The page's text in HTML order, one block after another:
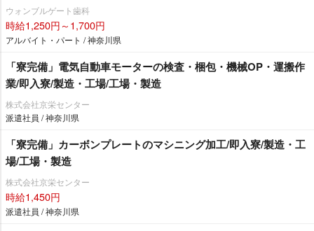
ウォンブルゲート歯科
時給1,250円～1,700円
アルバイト・パート / 神奈川県
「寮完備」電気自動車モーターの検査・梱包・機械OP・運搬作
業/即入寮/製造・工場/工場・製造
株式会社京栄センター
派遣社員 / 神奈川県
「寮完備」カーボンプレートのマシニング加工/即入寮/製造・工
場/工場・製造
株式会社京栄センター
時給1,450円
派遣社員 / 神奈川県